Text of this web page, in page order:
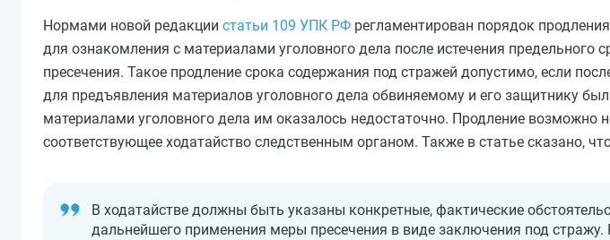
Нормами новой редакции статьи 109 УПК РФ регламентирован порядок
для ознакомления с материалами уголовного дела после истечения предельного
пресечения. Такое продление срока содержания под стражей допустимо, если
для предъявления материалов уголовного дела обвиняемому и его защитнику
материалами уголовного дела им оказалось недостаточно. Продление
соответствующее ходатайство следственным органом. Также в статье сказано,
В ходатайстве должны быть указаны конкретные, фактические
дальнейшего применения меры пресечения в виде заключения под стражу.